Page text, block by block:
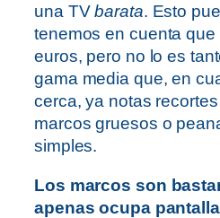
una TVbarata. Esto
tenemos en cuenta
euros, pero no lo es
gama media que, en
cerca, ya notas
marcos gruesos o
simples.
Los marcos son
apenas ocupa